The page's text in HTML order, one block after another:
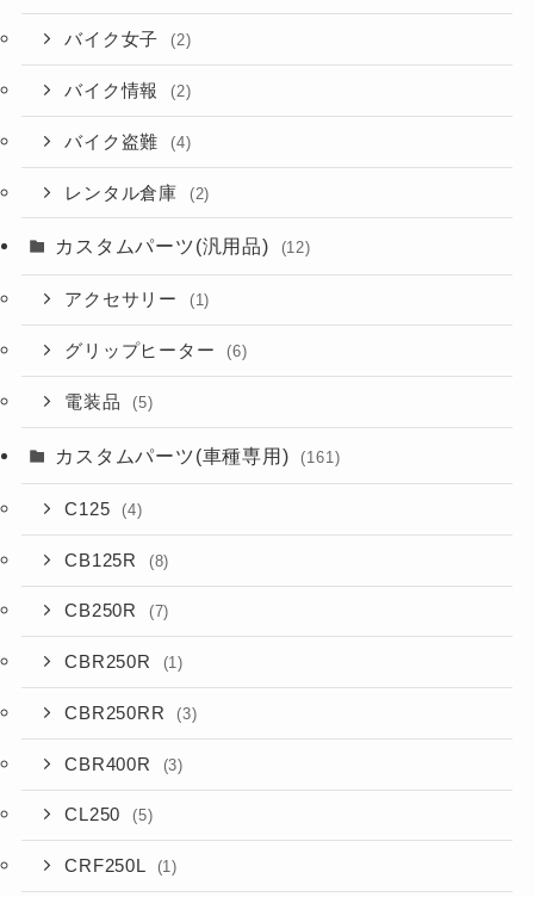
バイク女子 (2)
バイク情報 (2)
バイク盗難 (4)
レンタル倉庫 (2)
カスタムパーツ(汎用品) (12)
アクセサリー (1)
グリップヒーター (6)
電装品 (5)
カスタムパーツ(車種専用) (161)
C125 (4)
CB125R (8)
CB250R (7)
CBR250R (1)
CBR250RR (3)
CBR400R (3)
CL250 (5)
CRF250L (1)